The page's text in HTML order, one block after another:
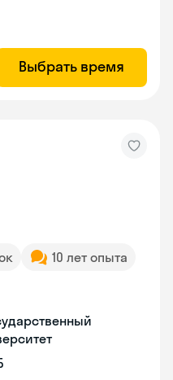
Выбрать время
10 лет опыта